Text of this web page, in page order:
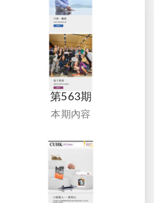
第563期
本期內容